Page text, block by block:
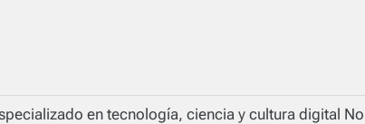
en tecnología, ciencia y cultura digital